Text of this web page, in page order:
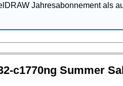
Jahresabonnement als
c1770ng Summer